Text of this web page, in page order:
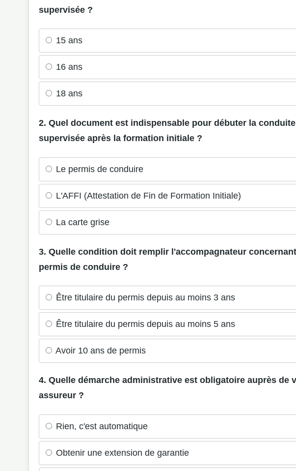
supervisée ?
15 ans
16 ans
18 ans
2. Quel document est indispensable pour débuter la conduite
supervisée après la formation initiale ?
Le permis de conduire
L'AFFI (Attestation de Fin de Formation Initiale)
La carte grise
3. Quelle condition doit remplir l'accompagnateur
permis de conduire ?
Être titulaire du permis depuis au moins 3 ans
Être titulaire du permis depuis au moins 5 ans
Avoir 10 ans de permis
4. Quelle démarche administrative est obligatoire auprès de
assureur ?
Rien, c'est automatique
Obtenir une extension de garantie